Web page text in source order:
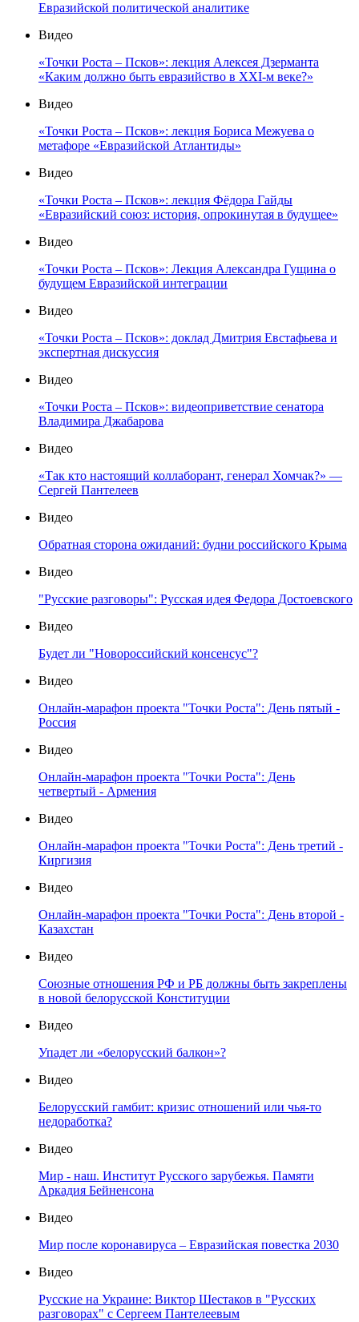
Евразийской политической аналитике
Видео
«Точки Роста – Псков»: лекция Алексея Дзерманта
«Каким должно быть евразийство в XXI-м веке?»
Видео
«Точки Роста – Псков»: лекция Бориса Межуева о
метафоре «Евразийской Атлантиды»
Видео
«Точки Роста – Псков»: лекция Фёдора Гайды
«Евразийский союз: история, опрокинутая в будущее»
Видео
«Точки Роста – Псков»: Лекция Александра Гущина о
будущем Евразийской интеграции
Видео
«Точки Роста – Псков»: доклад Дмитрия Евстафьева и
экспертная дискуссия
Видео
«Точки Роста – Псков»: видеоприветствие сенатора
Владимира Джабарова
Видео
«Так кто настоящий коллаборант, генерал Хомчак?» —
Сергей Пантелеев
Видео
Обратная сторона ожиданий: будни российского Крыма
Видео
"Русские разговоры": Русская идея Федора Достоевского
Видео
Будет ли "Новороссийский консенсус"?
Видео
Онлайн-марафон проекта "Точки Роста": День пятый -
Россия
Видео
Онлайн-марафон проекта "Точки Роста": День
четвертый - Армения
Видео
Онлайн-марафон проекта "Точки Роста": День третий -
Киргизия
Видео
Онлайн-марафон проекта "Точки Роста": День второй -
Казахстан
Видео
Союзные отношения РФ и РБ должны быть закреплены
в новой белорусской Конституции
Видео
Упадет ли «белорусский балкон»?
Видео
Белорусский гамбит: кризис отношений или чья-то
недоработка?
Видео
Мир - наш. Институт Русского зарубежья. Памяти
Аркадия Бейненсона
Видео
Мир после коронавируса – Евразийская повестка 2030
Видео
Русские на Украине: Виктор Шестаков в "Русских
разговорах" с Сергеем Пантелеевым